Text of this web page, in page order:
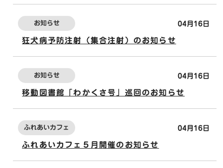
04月16日
お知らせ
狂犬病予防注射（集合注射）のお知らせ
04月16日
お知らせ
移動図書館「わかくさ号」巡回のお知らせ
04月16日
ふれあいカフェ
ふれあいカフェ５月開催のお知らせ